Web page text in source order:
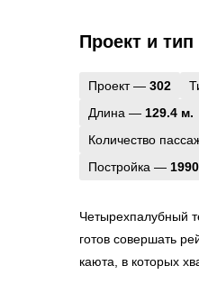
Проект и тип
Проект — 302
Длина — 129.4 м.
Количество
Постройка —
Четырехпалубный
готов совершать
каюта, в которых